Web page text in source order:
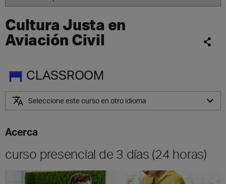
Cultura Justa en
Aviación Civil
CLASSROOM
Seleccione este curso en otro idioma
Acerca
curso presencial de 3 días (24 horas)